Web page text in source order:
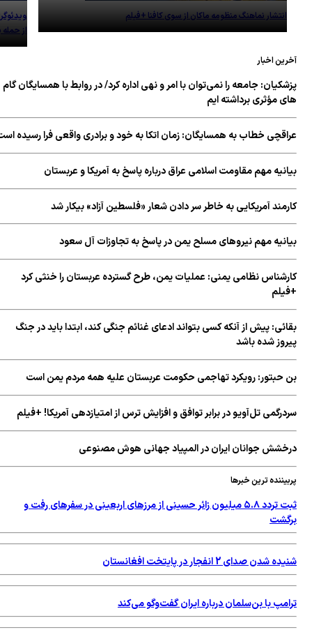
انتشار نماهنگ منظومه ماکان از سوی کافنا +فیلم
از حمله به
اخبار
جامعه را نمی‌توان با امر و نهی اداره کرد/ در روابط با همسایگان گام
مؤثری برداشته ایم
خطاب به همسایگان: زمان اتکا به خود و برادری واقعی فرا رسیده است
مهم مقاومت اسلامی عراق درباره پاسخ به آمریکا و عربستان
آمریکایی به خاطر سر دادن شعار «فلسطین آزاد» بیکار شد
مهم نیروهای مسلح یمن در پاسخ به تجاوزات آل سعود
نظامی یمنی: عملیات یمن، طرح گسترده عربستان را خنثی کرد
پیش از آنکه کسی بتواند ادعای غنائم جنگی کند، ابتدا باید در جنگ
شده باشد
حبتور: رویکرد تهاجمی حکومت عربستان علیه همه مردم یمن است
تل‌آویو در برابر توافق و افزایش ترس از امتیازدهی آمریکا! +فیلم
جوانان ایران در المپیاد جهانی هوش مصنوعی
ترین خبرها
ثبت تردد ۵.۸ میلیون زائر حسینی از مرزهای اربعینی در سفرهای رفت و
صدای 2 انفجار در پایتخت افغانستان
با بن‌سلمان درباره ایران گفت‌وگو می‌کند